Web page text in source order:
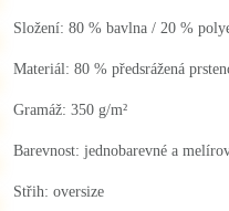
Složení: 80 % bavlna / 20 %
Materiál: 80 % předsrážená
Gramáž: 350 g/m²
Barevnost: jednobarevné a
Střih: oversize